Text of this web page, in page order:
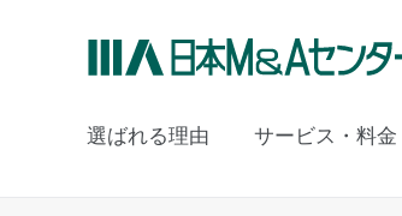
選ばれる理由 サービス・料金